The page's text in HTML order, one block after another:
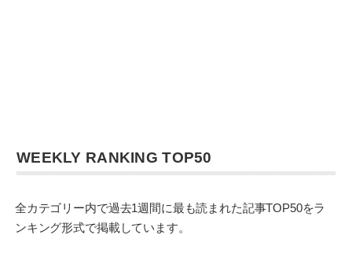
WEEKLY RANKING TOP50
全カテゴリー内で過去1週間に最も読まれた記事TOP50をラ
ンキング形式で掲載しています。